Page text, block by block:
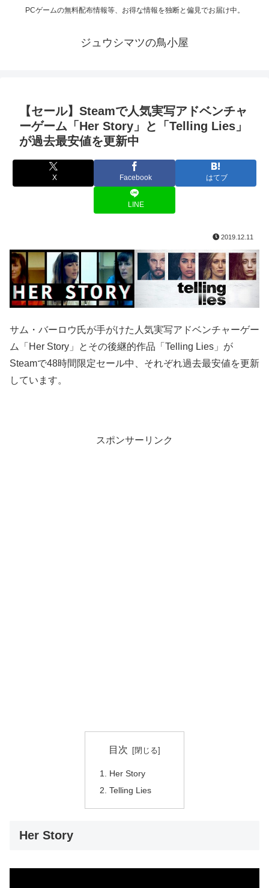
PCゲームの無料配布情報等、お得な情報を独断と偏見でお届け中。
ジュウシマツの鳥小屋
【セール】Steamで人気実写アドベンチャ
ーゲーム「Her Story」と「Telling Lies」
が過去最安値を更新中
X Facebook はてブ
LINE
2019.12.11
サム・バーロウ氏が手がけた人気実写アドベンチャーゲー
ム「Her Story」とその後継的作品「Telling Lies」が
Steamで48時間限定セール中、それぞれ過去最安値を更新
しています。
スポンサーリンク
目次
Her Story
Telling Lies
Her Story